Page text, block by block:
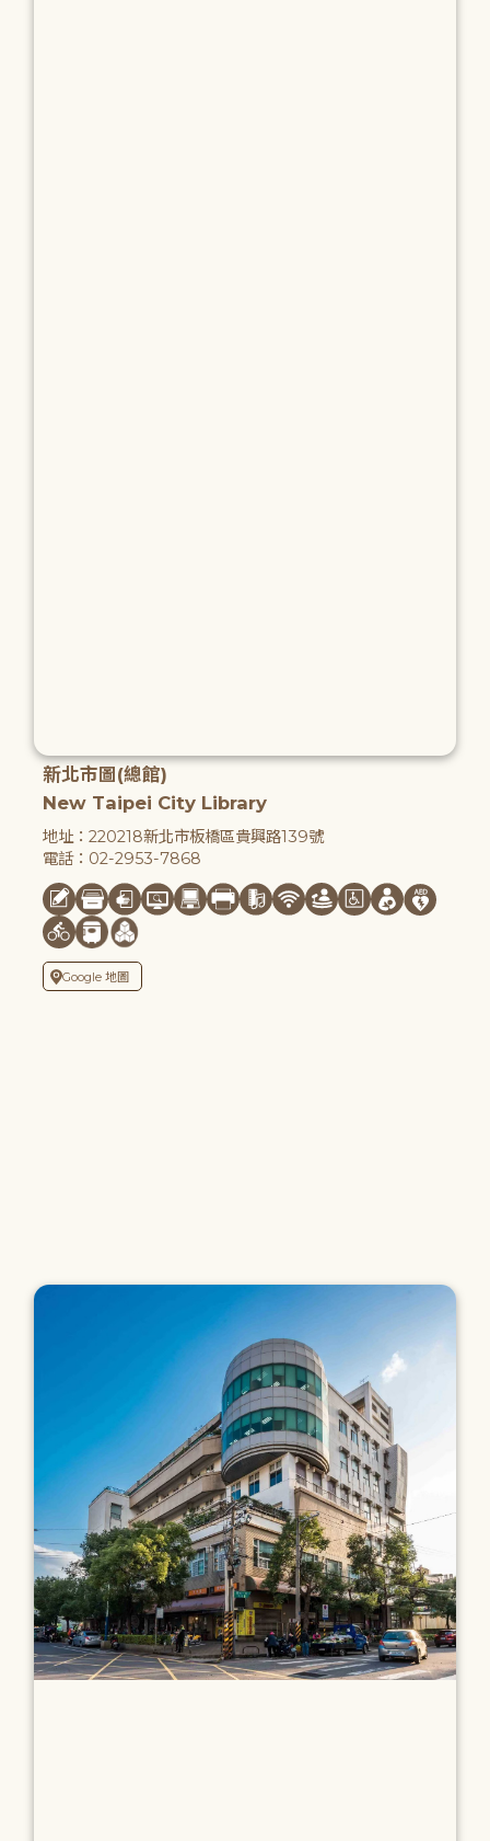
新北市圖(總館)
New Taipei City Library
地址：220218新北市板橋區貴興路139號
電話：02-2953-7868
Google 地圖